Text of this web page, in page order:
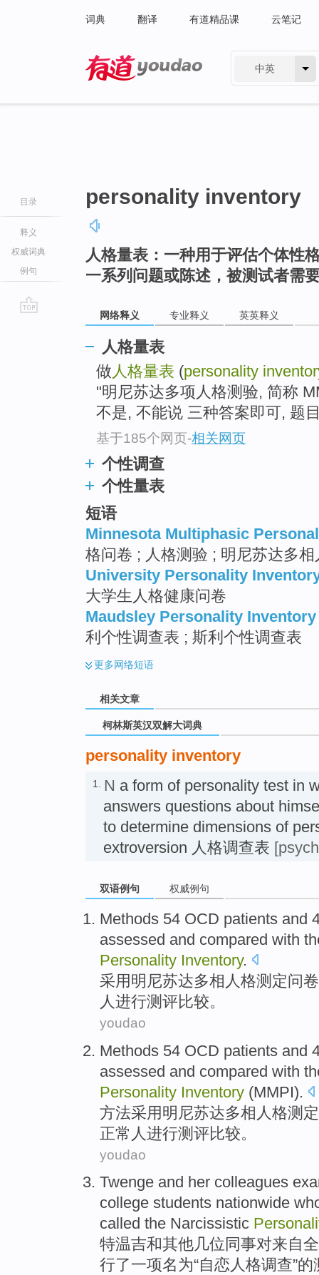
词典 翻译 有道精品课 云笔记
中英
目录
释义
权威词典
例句
personality inventory
人格量表：一种用于评估个体性
一系列问题或陈述，被测试者需
网络释义 专业释义 英英释义
人格量表
做人格量表 (personality
"明尼苏达多项人格测验, 简称
不是, 不能说 三种答案即可, 题
基于185个网页-相关网页
个性调查
个性量表
短语
Minnesota Multiphasic
格问卷 ; 人格测验 ; 明尼苏达多
University Personality
大学生人格健康问卷
Maudsley Personality Inventory
利个性调查表 ; 斯利个性调查表
更多网络短语
相关文章
柯林斯英汉双解大词典
personality inventory
1. N a form of personality test in
answers questions about
to determine dimensions of
extroversion 人格调查表
双语例句 权威例句
Methods 54 OCD patients and
assessed and compared with
Personality Inventory.
采用 明尼苏达多相 人格测定问
人 进行测评比较。
youdao
Methods 54 OCD patients and
assessed and compared with
Personality Inventory (MMPI).
方法采用明尼苏达多相 人格测
正常人 进行测评比较。
youdao
Twenge and her colleagues
college students nationwide
called the Narcissistic
特温吉和其他几位 同事对来自
行了一项名为“自恋人格调查”的